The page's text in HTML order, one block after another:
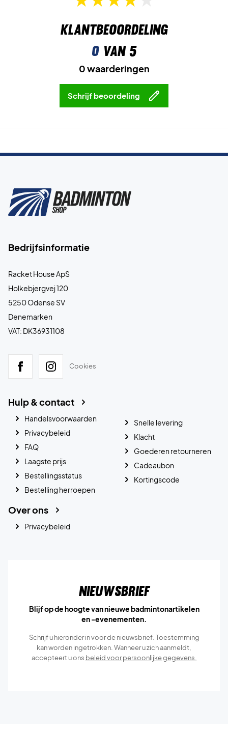
Klantbeoordeling
0van 5
0 waarderingen
Schrijf beoordeling
Bedrijfsinformatie
Racket House ApS
Holkebjergvej 120
5250 Odense SV
Denemarken
VAT: DK36931108
Cookies
Hulp & contact
Handelsvoorwaarden
Privacybeleid
FAQ
Laagste prijs
Bestellingsstatus
Bestelling herroepen
Snelle levering
Klacht
Goederen retourneren
Cadeaubon
Kortingscode
Over ons
Privacybeleid
Nieuwsbrief
Blijf op de hoogte van nieuwe badmintonartikelen
en -evenementen.
Schrijf u hieronder in voor de nieuwsbrief. Toestemming
kan worden ingetrokken. Wanneer u zich aanmeldt,
accepteert u ons beleid voor persoonlijke gegevens.